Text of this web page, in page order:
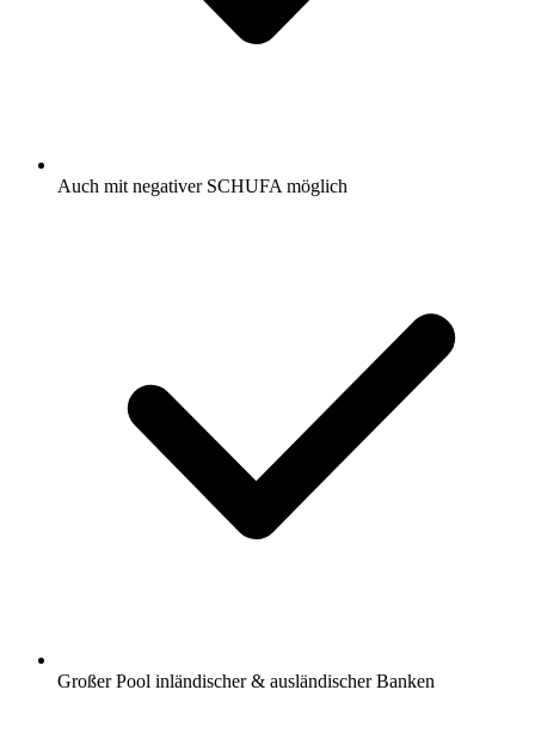
Auch mit negativer SCHUFA möglich
Großer Pool inländischer & ausländischer Banken